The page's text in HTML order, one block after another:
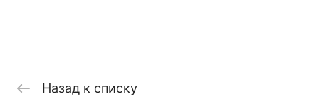
Назад к списку